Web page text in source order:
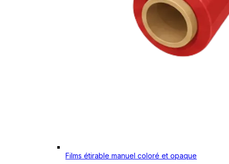
Films étirable manuel coloré et opaque